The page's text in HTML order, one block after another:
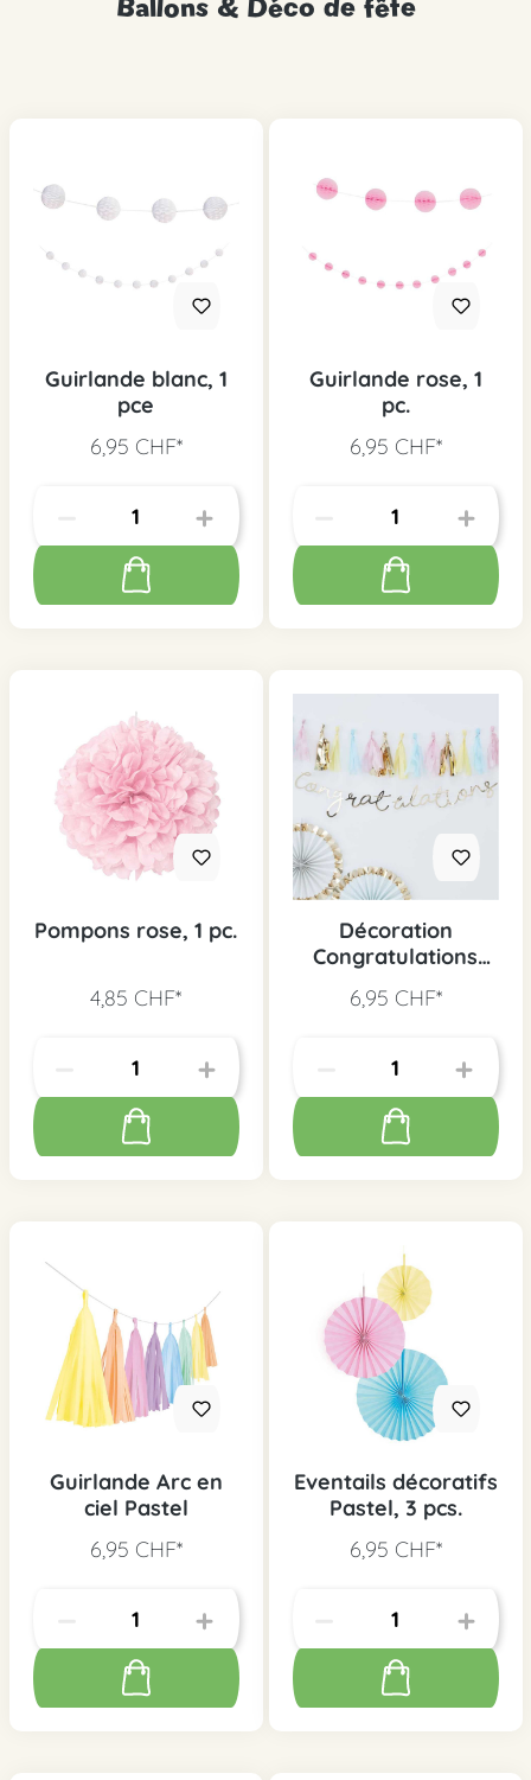
Guirlande blanc, 1
pce
6,95 CHF*
Guirlande rose, 1
pc.
6,95 CHF*
Pompons rose, 1 pc.
4,85 CHF*
Décoration
Congratulations
6,95 CHF*
Guirlande Arc en
ciel Pastel
6,95 CHF*
Eventails décoratifs
Pastel, 3 pcs.
6,95 CHF*